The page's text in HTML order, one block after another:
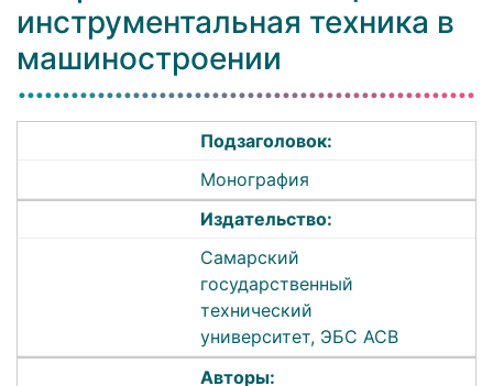
инструментальная техника в
машиностроении
Подзаголовок:
Монография
Издательство:
Самарский
государственный
технический
университет, ЭБС АСВ
Авторы: